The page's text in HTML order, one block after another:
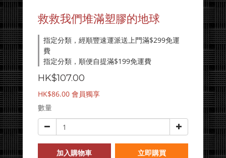
救救我們堆滿塑膠的地球
指定分類，經順豐速運派送上門滿$299免運
費
指定分類，順便自提滿$199免運費
HK$107.00
HK$86.00 會員獨享
數量
加入購物車 立即購買